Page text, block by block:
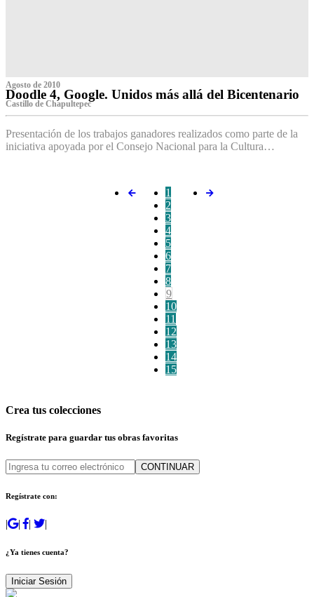
Agosto de 2010
Doodle 4, Google. Unidos más allá del Bicentenario
Castillo de Chapultepec
Presentación de los trabajos ganadores realizados como parte de la
iniciativa apoyada por el Consejo Nacional para la Cultura…
1
2
3
4
5
6
7
8
9
10
11
12
13
14
15
Crea tus colecciones
Regístrate para guardar tus obras favoritas
CONTINUAR
Regístrate con:
| | | |
¿Ya tienes cuenta?
Iniciar Sesión